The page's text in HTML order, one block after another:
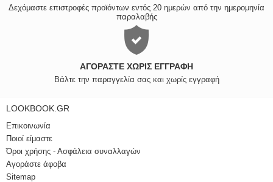
Δεχόμαστε επιστροφές προϊόντων εντός 20 ημερών από την ημερομηνία
παραλαβής
ΑΓΟΡΆΣΤΕ ΧΩΡΊΣ ΕΓΓΡΑΦΉ
Βάλτε την παραγγελία σας και χωρίς εγγραφή
LOOKBOOK.GR
Επικοινωνία
Ποιοί είμαστε
Όροι χρήσης - Ασφάλεια συναλλαγών
Αγοράστε άφοβα
Sitemap